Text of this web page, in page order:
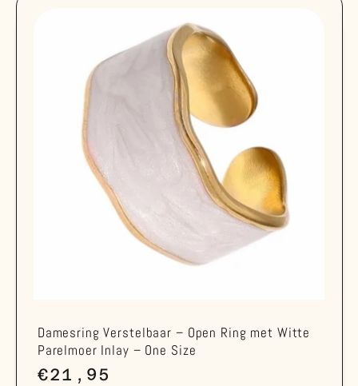
Damesring Verstelbaar – Open Ring met Witte
Parelmoer Inlay – One Size
Normale
€21,95